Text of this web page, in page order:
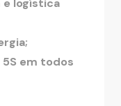
em todos